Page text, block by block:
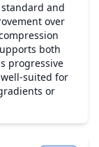
standard and
over
both
progressive
suited for
or